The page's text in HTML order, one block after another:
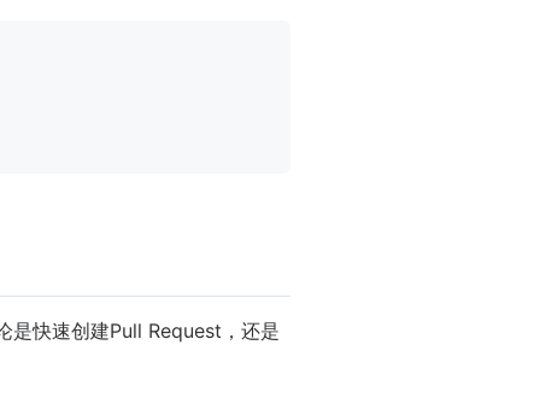
是快速创建Pull Request，还是